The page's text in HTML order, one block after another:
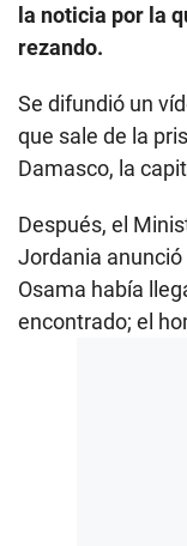
la noticia por la
rezando.
Se difundió un
que sale de la
Damasco, la
Después, el
Jordania
Osama había
encontrado; el